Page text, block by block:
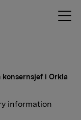
konsernsjef i Orkla
information